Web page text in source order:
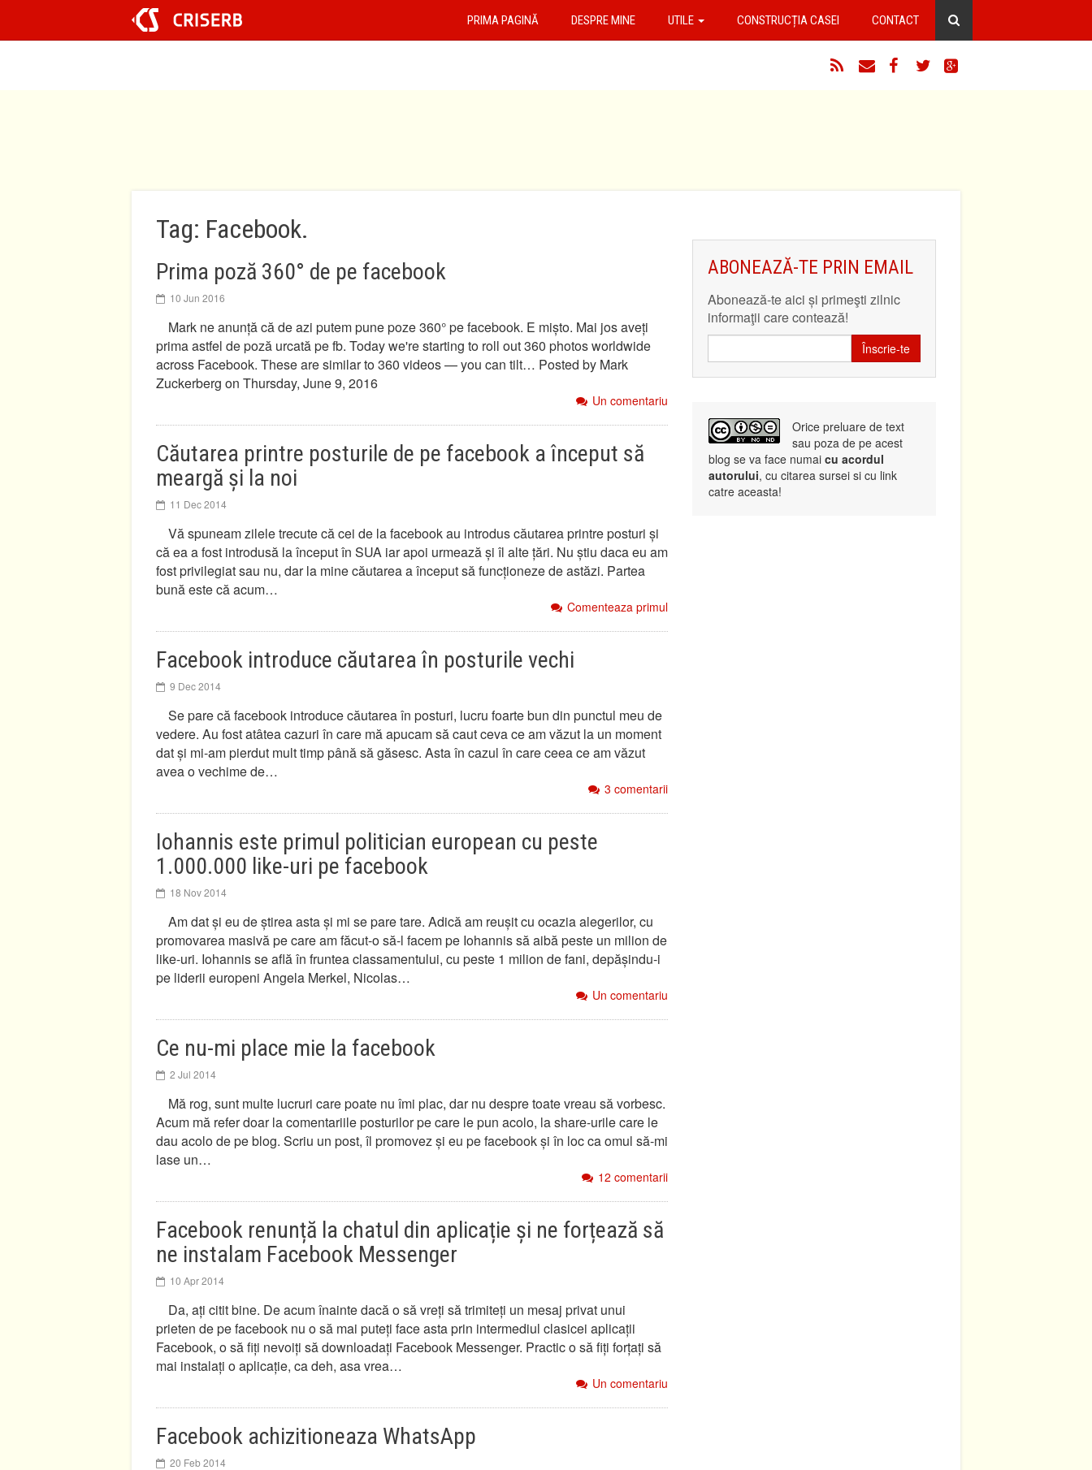
conținut
PRIMA PAGINĂ DESPRE MINE UTILE CONSTRUCȚIA CASEI CONTACT
Tag: Facebook.
Prima poză 360° de pe facebook
10 Jun 2016
Mark ne anunță că de azi putem pune poze 360° pe facebook. E mișto. Mai jos aveți
prima astfel de poză urcată pe fb. Today we're starting to roll out 360 photos worldwide
across Facebook. These are similar to 360 videos — you can tilt… Posted by Mark
Zuckerberg on Thursday, June 9, 2016
Un comentariu
Căutarea printre posturile de pe facebook a început să
meargă și la noi
11 Dec 2014
Vă spuneam zilele trecute că cei de la facebook au introdus căutarea printre posturi și
că ea a fost introdusă la început în SUA iar apoi urmează și îl alte țări. Nu știu daca eu am
fost privilegiat sau nu, dar la mine căutarea a început să funcționeze de astăzi. Partea
bună este că acum…
Comenteaza primul
Facebook introduce căutarea în posturile vechi
9 Dec 2014
Se pare că facebook introduce căutarea în posturi, lucru foarte bun din punctul meu de
vedere. Au fost atâtea cazuri în care mă apucam să caut ceva ce am văzut la un moment
dat și mi-am pierdut mult timp până să găsesc. Asta în cazul în care ceea ce am văzut
avea o vechime de…
3 comentarii
Iohannis este primul politician european cu peste
1.000.000 like-uri pe facebook
18 Nov 2014
Am dat și eu de știrea asta și mi se pare tare. Adică am reușit cu ocazia alegerilor, cu
promovarea masivă pe care am făcut-o să-l facem pe Iohannis să aibă peste un milion de
like-uri. Iohannis se află în fruntea classamentului, cu peste 1 milion de fani, depășindu-i
pe liderii europeni Angela Merkel, Nicolas…
Un comentariu
Ce nu-mi place mie la facebook
2 Jul 2014
Mă rog, sunt multe lucruri care poate nu îmi plac, dar nu despre toate vreau să vorbesc.
Acum mă refer doar la comentariile posturilor pe care le pun acolo, la share-urile care le
dau acolo de pe blog. Scriu un post, îl promovez și eu pe facebook și în loc ca omul să-mi
lase un…
12 comentarii
Facebook renunță la chatul din aplicație și ne forțează să
ne instalam Facebook Messenger
10 Apr 2014
Da, ați citit bine. De acum înainte dacă o să vreți să trimiteți un mesaj privat unui
prieten de pe facebook nu o să mai puteți face asta prin intermediul clasicei aplicații
Facebook, o să fiți nevoiți să downloadați Facebook Messenger. Practic o să fiți forțați să
mai instalați o aplicație, ca deh, asa vrea…
Un comentariu
Facebook achizitioneaza WhatsApp
20 Feb 2014
ABONEAZĂ-TE PRIN EMAIL
Abonează-te aici și primeşti zilnic
informaţii care contează!
Înscrie-te
Orice preluare de text
sau poza de pe acest
blog se va face numai cu acordul
autorului, cu citarea sursei si cu link
catre aceasta!